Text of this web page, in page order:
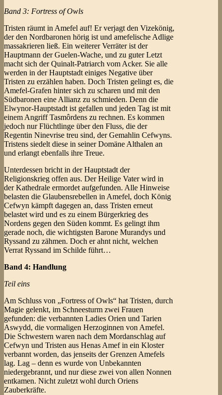
Band 3: Fortress of Owls
Tristen räumt in Amefel auf! Er verjagt den Vizekönig,
der den Nordbaronen hörig ist und amefelische Adlige
massakrieren ließ. Ein weiterer Verräter ist der
Hauptmann der Guelen-Wache, und zu guter Letzt
macht sich der Quinalt-Patriarch vom Acker. Sie alle
werden in der Hauptstadt einiges Negative über
Tristen zu erzählen haben. Doch Tristen gelingt es, die
Amefel-Grafen hinter sich zu scharen und mit den
Südbaronen eine Allianz zu schmieden. Denn die
Elwynor-Hauptstadt ist gefallen und jeden Tag ist mit
einem Angriff Tasmôrdens zu rechnen. Es kommen
jedoch nur Flüchtlinge über den Fluss, die der
Regentin Ninevrise treu sind, der Gemahlin Cefwyns.
Tristens siedelt diese in seiner Domäne Althalen an
und erlangt ebenfalls ihre Treue.
Unterdessen bricht in der Hauptstadt der
Religionskrieg offen aus. Der Heilige Vater wird in
der Kathedrale ermordet aufgefunden. Alle Hinweise
belasten die Glaubensrebellen in Amefel, doch König
Cefwyn kämpft dagegen an, dass Tristen erneut
belastet wird und es zu einem Bürgerkrieg des
Nordens gegen den Süden kommt. Es gelingt ihm
gerade noch, die wichtigsten Barone Murandys und
Ryssand zu zähmen. Doch er ahnt nicht, welchen
Verrat Ryssand im Schilde führt…
Band 4: Handlung
Teil eins
Am Schluss von „Fortress of Owls“ hat Tristen, durch
Magie gelenkt, im Schneesturm zwei Frauen
gefunden: die verbannten Ladies Orien und Tarien
Aswydd, die vormaligen Herzoginnen von Amefel.
Die Schwestern waren nach dem Mordanschlag auf
Cefwyn und Tristen aus Henas Amef in ein Kloster
verbannt worden, das jenseits der Grenzen Amefels
lag. Lag – denn es wurde von Unbekannten
niedergebrannt, und nur diese zwei von allen Nonnen
entkamen. Nicht zuletzt wohl durch Oriens
Zauberkräfte.